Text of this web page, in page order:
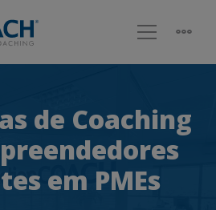
de Coaching
em PMEs